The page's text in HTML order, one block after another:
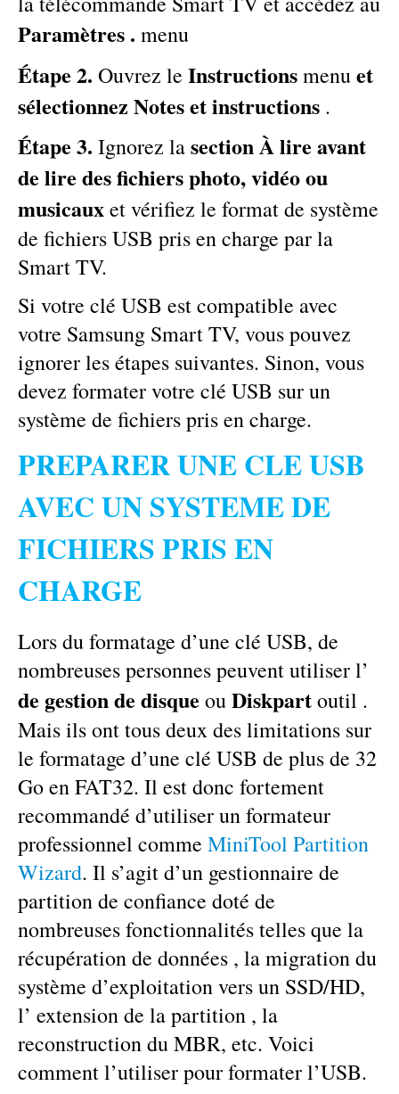
Paramètres . menu
Étape 2. Ouvrez le Instructionsmenuet
sélectionnez Notes et instructions .
Étape 3. Ignorez lasection À lire avant
de lire des fichiers photo, vidéo ou
musicauxet vérifiez le format de système
de fichiers USB pris en charge par la
Smart TV.
Si votre clé USB est compatible avec
votre Samsung Smart TV, vous pouvez
ignorer les étapes suivantes. Sinon, vous
devez formater votre clé USB sur un
système de fichiers pris en charge.
PREPARER UNE CLE USB
AVEC UN SYSTEME DE
FICHIERS PRIS EN
CHARGE
Lors du formatage d’une clé USB, de
nombreuses personnes peuvent utiliser l’
de gestion de disque ouDiskpartoutil .
Mais ils ont tous deux des limitations sur
le formatage d’une clé USB de plus de 32
Go en FAT32. Il est donc fortement
recommandé d’utiliser un formateur
professionnel comme MiniTool Partition
Wizard. Il s’agit d’un gestionnaire de
partition de confiance doté de
nombreuses fonctionnalités telles que la
récupération de données , la migration du
système d’exploitation vers un SSD/HD,
l’ extension de la partition , la
reconstruction du MBR, etc. Voici
comment l’utiliser pour formater l’USB.